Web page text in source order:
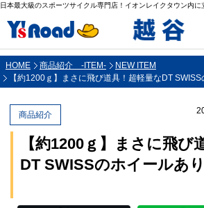
日本最大級のスポーツサイクル専門店！イオンレイクタウン内に
HOME 商品紹介 -ITEM-
NEW ITEM
【約1200ｇ】まさに飛び道具！超軽量なDT
商品紹介
【約1200ｇ】まさに飛び
DT SWISSのホイールあ